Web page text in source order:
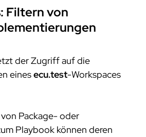
Filtern von
der Zugriff auf die
einesecu.test-Workspaces
Package- oder
Playbook können deren